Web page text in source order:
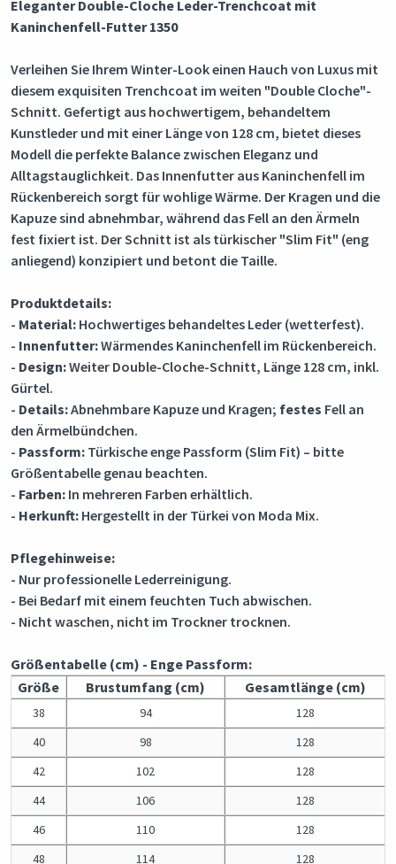
Eleganter Double-Cloche Leder-Trenchcoat mit
Kaninchenfell-Futter 1350
Verleihen Sie Ihrem Winter-Look einen Hauch von Luxus mit
diesem exquisiten Trenchcoat im weiten "Double Cloche"-
Schnitt. Gefertigt aus hochwertigem, behandeltem
Kunstleder und mit einer Länge von 128 cm, bietet dieses
Modell die perfekte Balance zwischen Eleganz und
Alltagstauglichkeit. Das Innenfutter aus Kaninchenfell im
Rückenbereich sorgt für wohlige Wärme. Der Kragen und die
Kapuze sind abnehmbar, während das Fell an den Ärmeln
fest fixiert ist. Der Schnitt ist als türkischer "Slim Fit" (eng
anliegend) konzipiert und betont die Taille.
Produktdetails:
- Material: Hochwertiges behandeltes Leder (wetterfest).
- Innenfutter:Wärmendes Kaninchenfell im Rückenbereich.
- Design:Weiter Double-Cloche-Schnitt, Länge 128 cm, inkl.
Gürtel.
- Details:Abnehmbare Kapuze und Kragen; festes Fell an
den Ärmelbündchen.
- Passform: Türkische enge Passform (Slim Fit) – bitte
Größentabelle genau beachten.
- Farben: In mehreren Farben erhältlich.
- Herkunft: Hergestellt in der Türkei von Moda Mix.
Pflegehinweise:
- Nur professionelle Lederreinigung.
- Bei Bedarf mit einem feuchten Tuch abwischen.
- Nicht waschen, nicht im Trockner trocknen.
Größentabelle (cm) - Enge Passform:
Größe
Brustumfang (cm) Gesamtlänge (cm)
38 94
128
40
98
128
42
102
128
44
106
128
46
110
128
48
114 128